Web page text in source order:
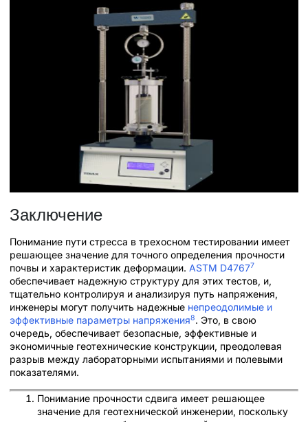
Заключение
Понимание пути стресса в трехосном тестировании имеет
решающее значение для точного определения прочности
почвы и характеристик деформации. ASTM D47677
обеспечивает надежную структуру для этих тестов, и,
тщательно контролируя и анализируя путь напряжения,
инженеры могут получить надежные непреодолимые и
эффективные параметры напряжения8. Это, в свою
очередь, обеспечивает безопасные, эффективные и
экономичные геотехнические конструкции, преодолевая
разрыв между лабораторными испытаниями и полевыми
показателями.
Понимание прочности сдвига имеет решающее
значение для геотехнической инженерии, поскольку